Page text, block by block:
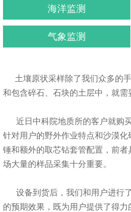
海洋监测
气象监测
土壤原状采样除了我们众多的
和包含碎石、石块的土层中，就需
近日中科院地质所的客户就购买
针对用户的野外作业特点和沙漠
锤和额外的取芯钻套管配置，前
场大量的样品采集十分重要。
设备到货后，我们和用户进行
的预期效果，既为用户提供了得